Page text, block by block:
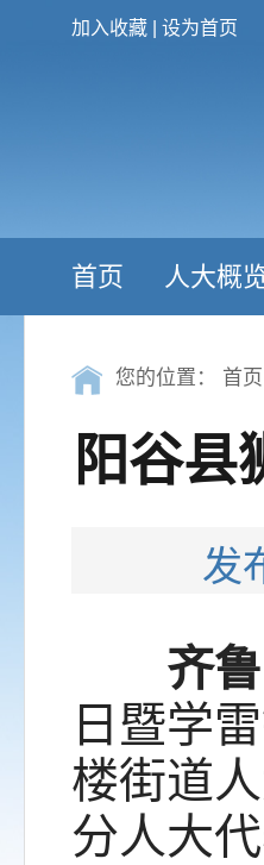
加入收藏 设为首页
首页 人大概
您的位置： 首页
阳谷县
发
齐
日暨学
楼街道
分人大